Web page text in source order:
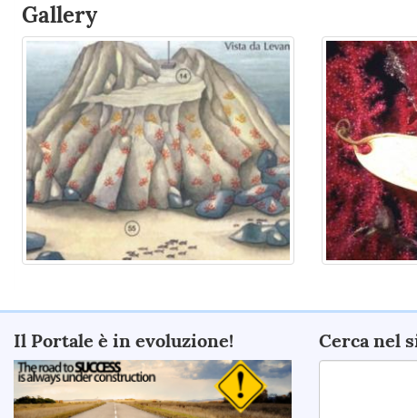
Gallery
Il Portale è in evoluzione! Cerca nel